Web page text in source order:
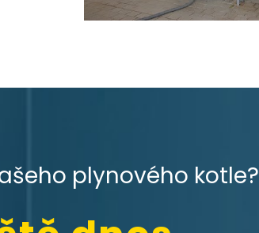
plynového kotle?